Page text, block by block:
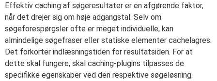
Effektiv caching af søgeresultater er en afgørende faktor,
når det drejer sig om høje adgangstal. Selv om
søgeforespørgsler ofte er meget individuelle, kan
almindelige søgefraser eller statiske elementer cachelagres.
Det forkorter indlæsningstiden for resultatsiden. For at
dette skal fungere, skal caching-plugins tilpasses de
specifikke egenskaber ved den respektive søgeløsning.